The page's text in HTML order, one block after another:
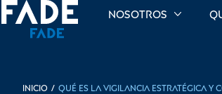
Nosotros
INICIO / Qué es la vigilancia estratégica y